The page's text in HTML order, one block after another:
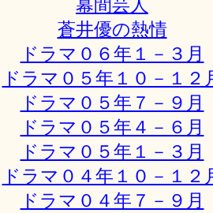
幕間芸人
蒼井優の熱情
ドラマ０６年１－３月
ドラマ０５年１０－１２
ドラマ０５年７－９月
ドラマ０５年４－６月
ドラマ０５年１－３月
ドラマ０４年１０－１２
ドラマ０４年７－９月